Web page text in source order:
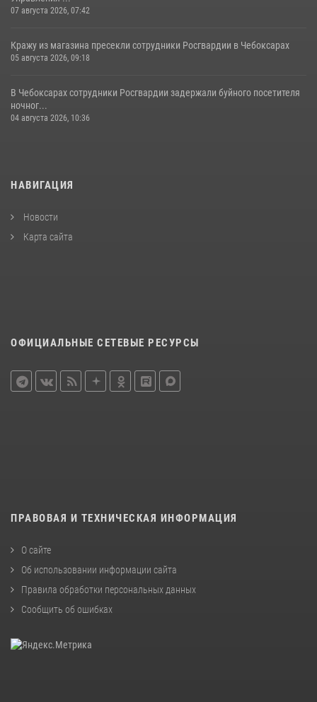
07 августа 2026, 07:42
Кражу из магазина пресекли сотрудники Росгвардии в Чебоксарах
05 августа 2026, 09:18
В Чебоксарах сотрудники Росгвардии задержали буйного посетителя
ночног...
04 августа 2026, 10:36
НАВИГАЦИЯ
Новости
Карта сайта
ОФИЦИАЛЬНЫЕ СЕТЕВЫЕ РЕСУРСЫ
ПРАВОВАЯ И ТЕХНИЧЕСКАЯ ИНФОРМАЦИЯ
О сайте
Об использовании информации сайта
Правила обработки персональных данных
Сообщить об ошибках